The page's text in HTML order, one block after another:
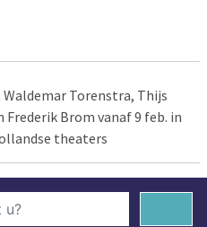
Waldemar Torenstra, Thijs
Frederik Brom vanaf 9 feb. in
theaters